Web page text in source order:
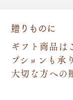
贈りものに
ギフト商品は
プションも承
大切な方への